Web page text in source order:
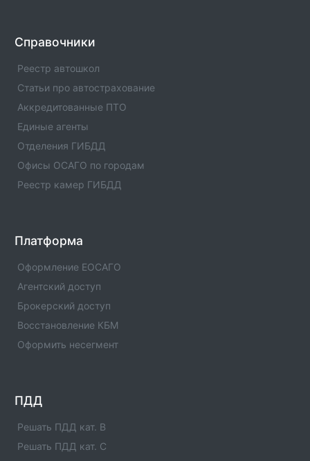
Единые агенты - пгт Камские Поляны. Адреса,
Единые агенты в городе Нижнекамк
Единые агенты в городе Нижнекамк. Адреса,
телефоны, услуги , отзывы
Единые агенты в городе с.Муслюмово
Список единых агентов в населенном пункте -
Единые агенты в городе с.Муслюмово. Адреса,
Единые агенты в городе Мензелинск
Список единых агентов в населенном пункте -
Единые агенты в городе Мензелинск. Адреса,
телефоны, услуги , отзывы
Единые агенты в городе Менделеевск
Список единых агентов в населенном пункте -
телефоны, услуги , отзывы
Список единых агентов в населенном пункте -
Единые агенты в городе Мамадыш. Адреса,
телефоны, услуги , отзывы
Справочники
Реестр автошкол
Статьи про автострахование
Аккредитованные ПТО
Единые агенты
Отделения ГИБДД
Офисы ОСАГО по городам
Реестр камер ГИБДД
Платформа
Оформление ЕОСАГО
Агентский доступ
Брокерский доступ
Восстановление КБМ
Оформить несегмент
ПДД
Решать ПДД кат. B
Решать ПДД кат. C